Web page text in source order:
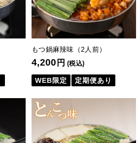
もつ鍋麻辣味（2人前）
4,200 円 (税込)
WEB限定 定期便あり